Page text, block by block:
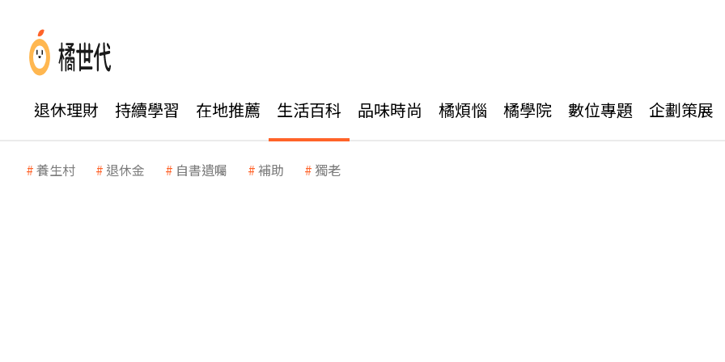
退休理財 持續學習 在地推薦 生活百科 品味時尚 橘煩惱 橘學院 數位專題 企劃策展
養生村 退休金 自書遺囑 補助 獨老